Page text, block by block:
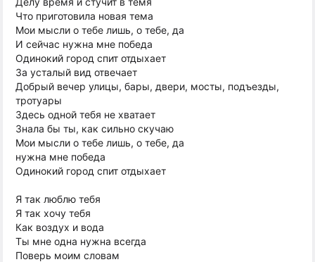
Что приготовила новая тема
Мои мысли о тебе лишь, о тебе, да
И сейчас нужна мне победа
Одинокий город спит отдыхает
За усталый вид отвечает
Добрый вечер улицы, бары, двери, мосты, подъезды,
тротуары
Здесь одной тебя не хватает
Знала бы ты, как сильно скучаю
Мои мысли о тебе лишь, о тебе, да
нужна мне победа
Одинокий город спит отдыхает
Я так люблю тебя
Я так хочу тебя
Как воздух и вода
Ты мне одна нужна всегда
Поверь моим словам